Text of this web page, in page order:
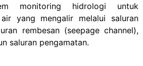
monitoring hidrologi untuk
yang mengalir melalui saluran
rembesan (seepage channel),
saluran pengamatan.